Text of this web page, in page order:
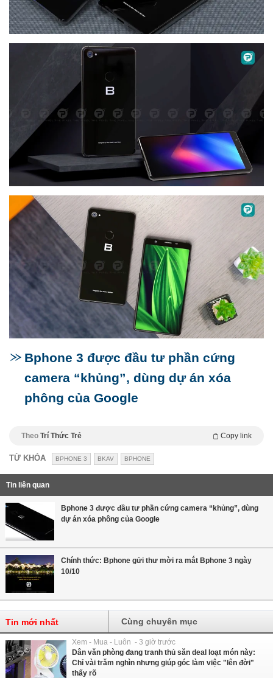
Bphone 3 được đầu tư phần cứng
camera “khủng”, dùng dự án xóa
phông của Google
Theo Trí Thức Trẻ Copy link
TỪ KHÓA BPHONE 3 BKAV BPHONE
Tin liên quan
Bphone 3 được đầu tư phần cứng camera “khủng”, dùng
dự án xóa phông của Google
Chính thức: Bphone gửi thư mời ra mắt Bphone 3 ngày
10/10
Tin mới nhất Cùng chuyên mục
Xem - Mua - Luôn - 3 giờ trước
Dân văn phòng đang tranh thủ săn deal loạt món này:
Chỉ vài trăm nghìn nhưng giúp góc làm việc "lên đời"
thấy rõ